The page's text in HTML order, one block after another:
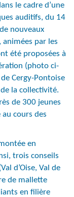
le cadre d’une
auditifs, du 14
nouveaux
animées par les
été proposées à
(photo ci-
Cergy-Pontoise
la collectivité.
de 300 jeunes
cours des
en
trois conseils
d’Oise, Val de
de mallette
en filière